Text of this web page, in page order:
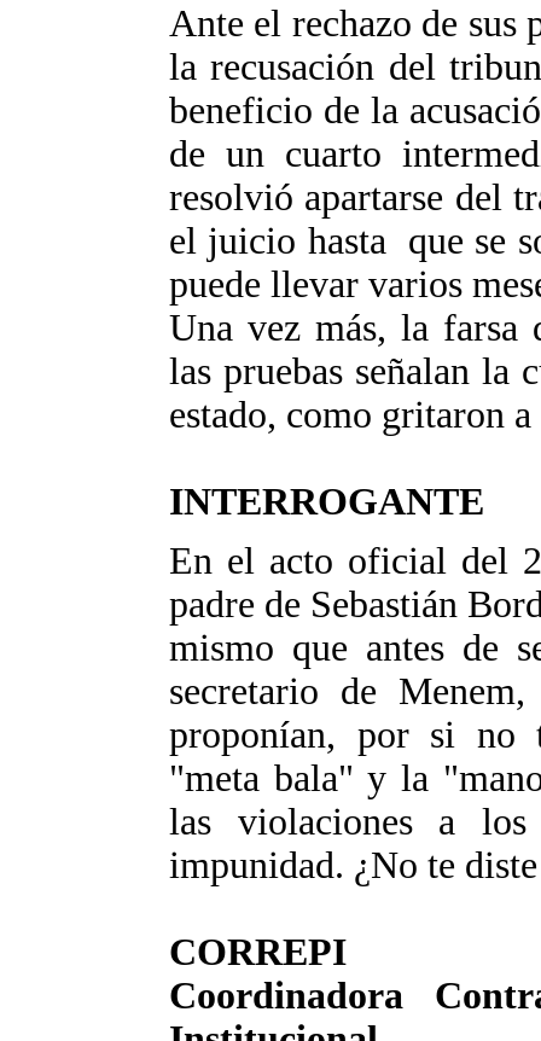
Ante el rechazo de sus
la recusación del
beneficio de la
de un cuarto
resolvió apartarse del
el juicio hasta que se
puede llevar varios
Una vez más, la farsa
las pruebas señalan la
estado, como gritaron
INTERROGANTE
En el acto oficial del
padre de Sebastián
mismo que antes de
secretario de
proponían, por si no
"meta bala" y la
las violaciones a
impunidad. ¿No te
CORREPI
Coordinadora